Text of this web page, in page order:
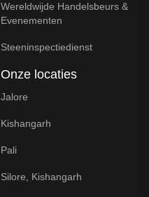
Wereldwijde Handelsbeurs &
Evenementen
Steeninspectiedienst
Onze locaties
Jalore
Kishangarh
Pali
Silore, Kishangarh